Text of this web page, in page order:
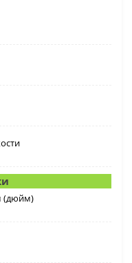
(дюйм)